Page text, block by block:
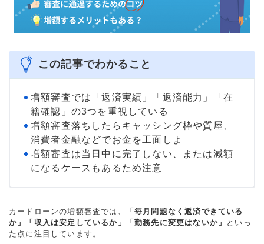
この記事でわかること
増額審査では「返済実績」「返済能力」「在
籍確認」の3つを重視している
増額審査落ちしたらキャッシング枠や質屋、
消費者金融などでお金を工面しよ
増額審査は当日中に完了しない、または減額
になるケースもあるため注意
カードローンの増額審査では、
「毎月問題なく返済できている
か」「収入は安定しているか」「勤務先に変更はないか」
といっ
た点に注目しています。